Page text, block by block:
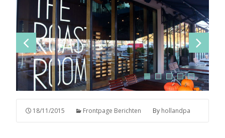
18/11/2015 Frontpage Berichten By hollandpa